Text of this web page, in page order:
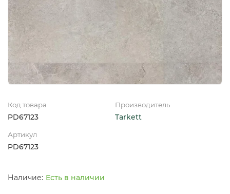
Код товара
PD67123
Производитель
Tarkett
Артикул
PD67123
Есть в наличии